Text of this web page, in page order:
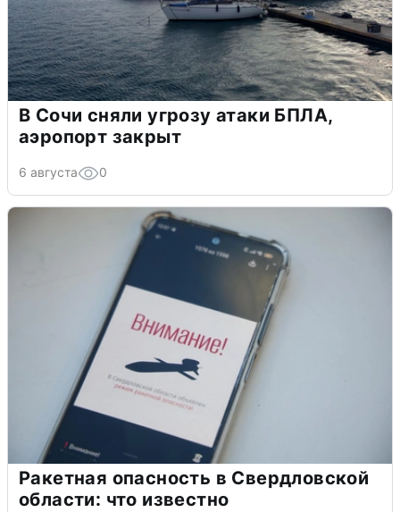
В Сочи сняли угрозу атаки БПЛА,
аэропорт закрыт
6 августа 0
Ракетная опасность в Свердловской
области: что известно